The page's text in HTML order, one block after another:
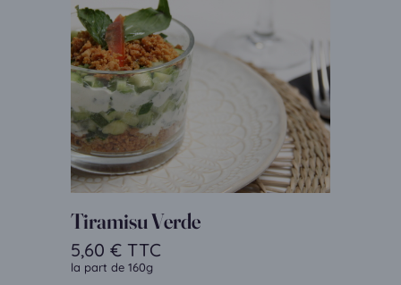
Tiramisu Verde
5,60 € TTC
la part de 160g